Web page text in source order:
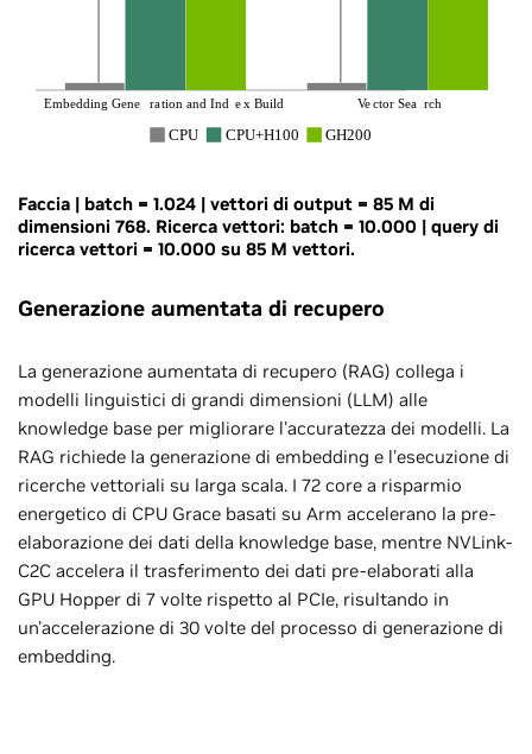
Faccia | batch = 1.024 | vettori di output = 85 M di
dimensioni 768. Ricerca vettori: batch = 10.000 | query di
ricerca vettori = 10.000 su 85 M vettori.
Generazione aumentata di recupero
La generazione aumentata di recupero (RAG) collega i
modelli linguistici di grandi dimensioni (LLM) alle
knowledge base per migliorare l'accuratezza dei modelli. La
RAG richiede la generazione di embedding e l'esecuzione di
ricerche vettoriali su larga scala. I 72 core a risparmio
energetico di CPU Grace basati su Arm accelerano la pre-
elaborazione dei dati della knowledge base, mentre NVLink-
C2C accelera il trasferimento dei dati pre-elaborati alla
GPU Hopper di 7 volte rispetto al PCIe, risultando in
un'accelerazione di 30 volte del processo di generazione di
embedding.